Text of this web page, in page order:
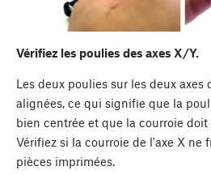
Vérifiez les poulies des axes X/Y.
Les deux poulies sur les deux axes
alignées, ce qui signifie que la
bien centrée et que la courroie
Vérifiez si la courroie de l'axe X ne
pièces imprimées.